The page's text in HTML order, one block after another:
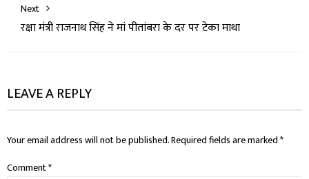
Next
रक्षा मंत्री राजनाथ सिंह ने मां पीतांबरा के दर पर टेका माथा
LEAVE A REPLY
Your email address will not be published.Required fields are marked*
Comment*